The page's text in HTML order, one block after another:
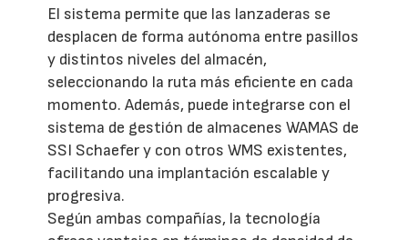
El sistema permite que las lanzaderas se
desplacen de forma autónoma entre pasillos
y distintos niveles del almacén,
seleccionando la ruta más eficiente en cada
momento. Además, puede integrarse con el
sistema de gestión de almacenes WAMAS de
SSI Schaefer y con otros WMS existentes,
facilitando una implantación escalable y
progresiva.
Según ambas compañías, la tecnología